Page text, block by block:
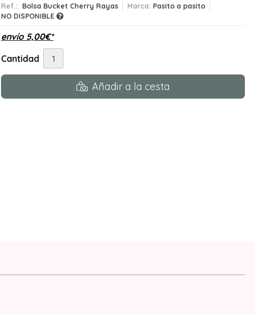
Ref.: Bolsa Bucket Cherry Rayas Marca: Pasito a pasito
NO DISPONIBLE
envío 5,00€*
Cantidad
Añadir a la cesta